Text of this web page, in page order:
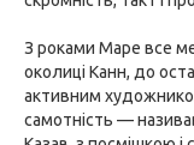
З роками Маре все
околиці Канн, до
активним
самотність —